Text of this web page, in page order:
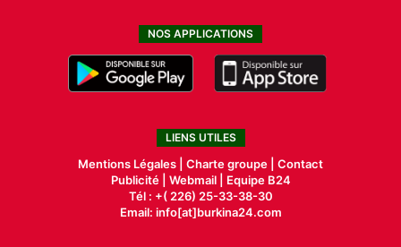
NOS APPLICATIONS
LIENS UTILES
Mentions Légales | Charte groupe | Contact
Publicité| Webmail |
Equipe B24
Tél : +( 226) 25-33-38-30
Email: info[at]burkina24.com